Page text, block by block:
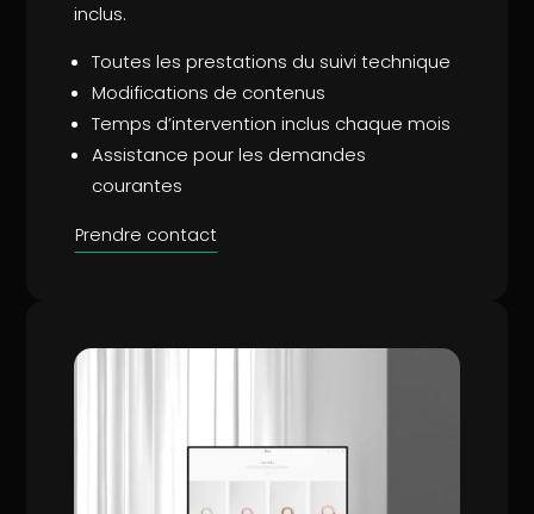
inclus.
Toutes les prestations du suivi technique
Modifications de contenus
Temps d’intervention inclus chaque mois
Assistance pour les demandes
courantes
Prendre contact